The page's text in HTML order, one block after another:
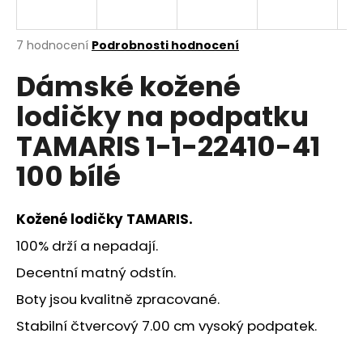
Průměrné
produktu
je
4,6
5
hvězdiček.
7 hodnocení Podrobnosti hodnocení
Dámské kožené
lodičky na podpatku
TAMARIS 1-1-22410-41
100 bílé
Kožené lodičky TAMARIS.
100% drží a nepadají.
Decentní matný odstín.
Boty jsou kvalitně zpracované.
Stabilní čtvercový 7.00 cm vysoký podpatek.
j
t
?
D
o
p
o
r